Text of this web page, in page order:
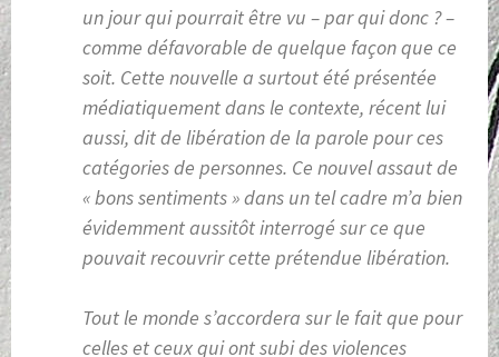
un jour qui pourrait être vu – par qui donc ? –
comme défavorable de quelque façon que ce
soit. Cette nouvelle a surtout été présentée
médiatiquement dans le contexte, récent lui
aussi, dit de libération de la parole pour ces
catégories de personnes. Ce nouvel assaut de
« bons sentiments » dans un tel cadre m’a bien
évidemment aussitôt interrogé sur ce que
pouvait recouvrir cette prétendue libération.
Tout le monde s’accordera sur le fait que pour
celles et ceux qui ont subi des violences